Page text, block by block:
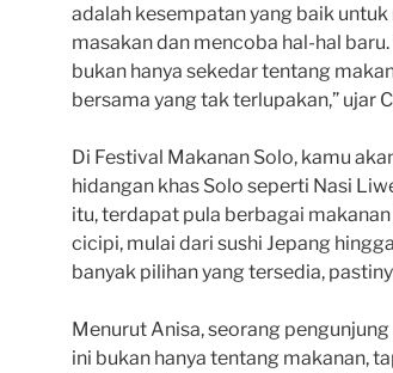
adalah kesempatan yang baik
masakan dan mencoba hal-hal
bukan hanya sekedar tentang
bersama yang tak terlupakan,” ujar
Di Festival Makanan Solo, kamu
hidangan khas Solo seperti Nasi
itu, terdapat pula berbagai
cicipi, mulai dari sushi Jepang
banyak pilihan yang tersedia,
Menurut Anisa, seorang
ini bukan hanya tentang makanan,